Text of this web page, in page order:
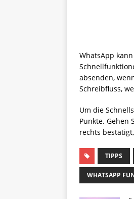
WhatsApp
absenden,
Schreibfluss,
Um die
Punkte. Gehen
rechts
TIPPS
WHATSAPP